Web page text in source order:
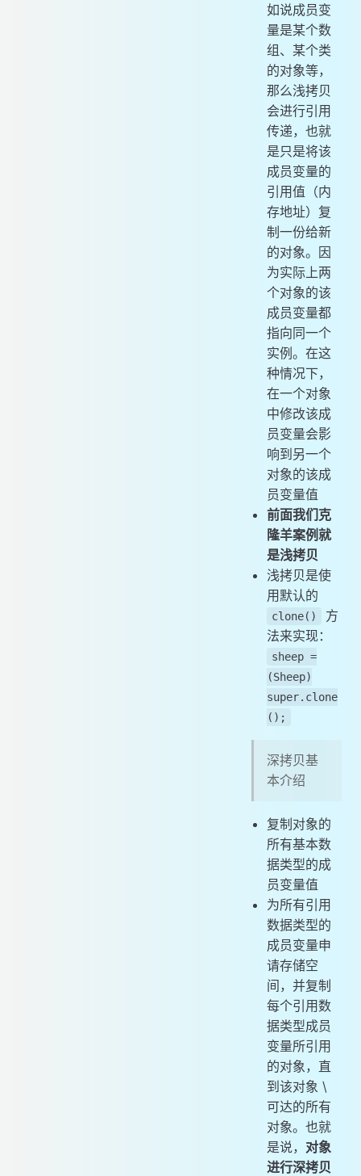
如说成员变
量是某个数
组、某个类
的对象等，
那么浅拷贝
会进行引用
传递，也就
是只是将该
成员变量的
引用值（内
存地址）复
制一份给新
的对象。因
为实际上两
个对象的该
成员变量都
指向同一个
实例。在这
种情况下，
在一个对象
中修改该成
员变量会影
响到另一个
对象的该成
员变量值
前面我们克
隆羊案例就
是浅拷贝
浅拷贝是使
用默认的
clone()
方
法来实现：
sheep =
(Sheep)
super.clone
();
深拷贝基
本介绍
复制对象的
所有基本数
据类型的成
员变量值
为所有引用
数据类型的
成员变量申
请存储空
间，并复制
每个引用数
据类型成员
变量所引用
的对象，直
到该对象 \
可达的所有
对象。也就
是说， 对象
进行深拷贝